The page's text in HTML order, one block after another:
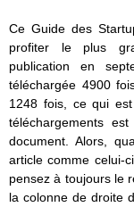
Ce Guide des
profiter le plus
publication en
téléchargée 4900
1248 fois, ce qui
téléchargements
document. Alors,
article comme celui-
pensez à toujours le
la colonne de droite